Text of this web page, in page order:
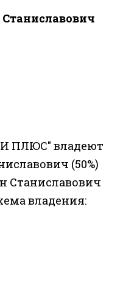
ПЛЮС" владеют
(50%)
Станиславович
владения: